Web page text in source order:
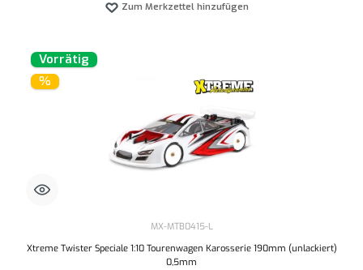
Zum Merkzettel hinzufügen
Vorrätig
%
MX-MTB0415-L
Xtreme Twister Speciale 1:10 Tourenwagen Karosserie 190mm (unlackiert)
0,5mm